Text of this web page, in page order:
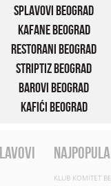
Splavovi Beograd
Kafane Beograd
Restorani Beograd
Striptiz Beograd
Barovi Beograd
Kafići Beograd
KLUB KOMITET